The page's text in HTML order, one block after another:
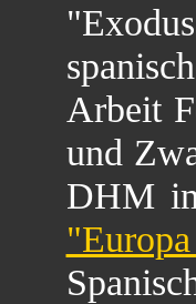
Arbeit
und
DHM